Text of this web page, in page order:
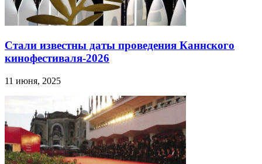
Стали известны даты проведения Каннского
кинофестиваля-2026
11 июня, 2025